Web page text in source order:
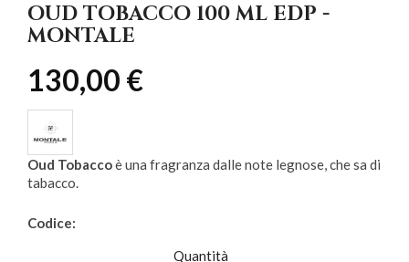
OUD TOBACCO 100 ML EDP -
MONTALE
130,00 €
Oud Tobaccoè una fragranza dalle note legnose, che sa di
tabacco.
Codice:
Quantità